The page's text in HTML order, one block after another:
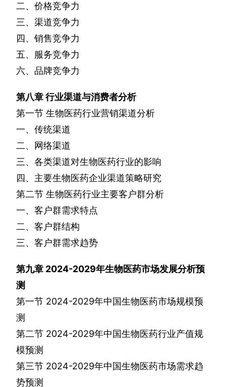
二、价格竞争力
三、渠道竞争力
四、销售竞争力
五、服务竞争力
六、品牌竞争力
第八章行业渠道与消费者分析
第一节 生物医药行业营销渠道分析
一、传统渠道
二、网络渠道
三、各类渠道对生物医药行业的影响
四、主要生物医药企业渠道策略研究
第二节 生物医药行业主要客户群分析
一、客户群需求特点
二、客户群结构
三、客户群需求趋势
第九章 2024-2029年生物医药市场发展分析预
测
第一节 2024-2029年中国生物医药市场规模预
测
第二节 2024-2029年中国生物医药行业产值规
模预测
第三节 2024-2029年中国生物医药市场需求趋
势预测